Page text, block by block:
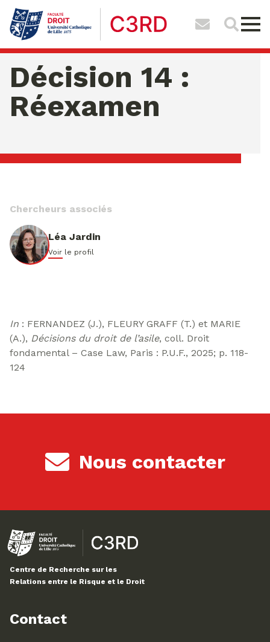
Décision 14 :
Réexamen
Chercheurs associés
Léa Jardin
Voir le profil
In : FERNANDEZ (J.), FLEURY GRAFF (T.) et MARIE
(A.), Décisions du droit de l’asile, coll. Droit
fondamental – Case Law, Paris : P.U.F., 2025; p. 118-
124
Nous contacter
Centre de Recherche sur les
Relations entre le Risque et le Droit
Contact